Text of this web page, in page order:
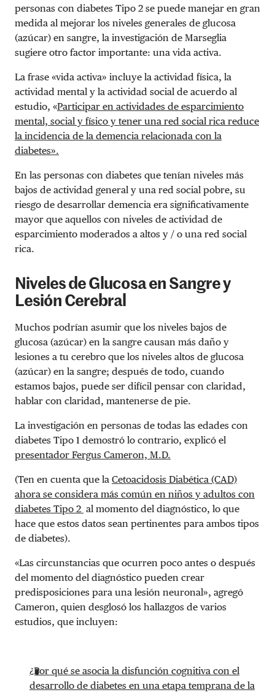
personas con diabetes Tipo 2 se puede manejar en gran
medida al mejorar los niveles generales de glucosa
(azúcar) en sangre, la investigación de Marseglia
sugiere otro factor importante: una vida activa.
La frase «vida activa» incluye la actividad física, la
actividad mental y la actividad social de acuerdo al
estudio, «Participar en actividades de esparcimiento
mental, social y físico y tener una red social rica reduce
la incidencia de la demencia relacionada con la
diabetes».
En las personas con diabetes que tenían niveles más
bajos de actividad general y una red social pobre, su
riesgo de desarrollar demencia era significativamente
mayor que aquellos con niveles de actividad de
esparcimiento moderados a altos y / o una red social
rica.
Niveles de Glucosa en Sangre y
Lesión Cerebral
Muchos podrían asumir que los niveles bajos de
glucosa (azúcar) en la sangre causan más daño y
lesiones a tu cerebro que los niveles altos de glucosa
(azúcar) en la sangre; después de todo, cuando
estamos bajos, puede ser difícil pensar con claridad,
hablar con claridad, mantenerse de pie.
La investigación en personas de todas las edades con
diabetes Tipo 1 demostró lo contrario, explicó el
presentador Fergus Cameron, M.D.
(Ten en cuenta que la Cetoacidosis Diabética (CAD)
ahora se considera más común en niños y adultos con
diabetes Tipo 2 al momento del diagnóstico, lo que
hace que estos datos sean pertinentes para ambos tipos
de diabetes).
«Las circunstancias que ocurren poco antes o después
del momento del diagnóstico pueden crear
predisposiciones para una lesión neuronal», agregó
Cameron, quien desglosó los hallazgos de varios
estudios, que incluyen:
¿Por qué se asocia la disfunción cognitiva con el
desarrollo de diabetes en una etapa temprana de la